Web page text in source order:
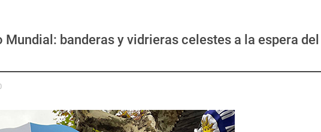
Mundial: banderas y vidrieras celestes a la espera del